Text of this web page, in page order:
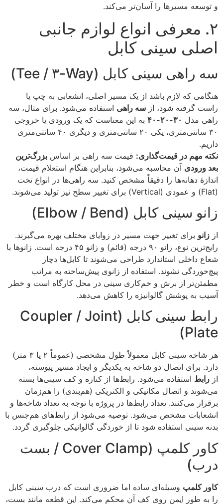
و توسعه مسیرها را آسان‌تر می‌کند.
۲. معرفی انواع لوازم جانبی
اصلی سینی کابل
سه راهی سینی کابل (Tee / ۳-Way)
هنگامی که لازم باشد از یک مسیر اصلی، انشعابی به چپ یا
راست گرفته شود، از سه راهی استفاده می‌شود. برای مثال، سه
راهی مدل ۳۰-۲۰-۴۰
به این معناست که یک ورودی یا خروجی
۳۰ سانتی‌متری، یکی ۲۰ سانتی‌متری و دیگری ۴۰ سانتی‌متری
داریم.
نکته مهم در قیمت‌گذاری: قیمت سه راهی بر اساس بزرگ‌ترین
بعد ورودی آن محاسبه می‌شود، بنابراین هنگام استعلام قیمت،
اندازهٔ دهانه‌ها را دقیقاً مشخص کنید. سه راهی‌ها در انواع تخت
(Flat) و عمودی (Vertical) برای تغییر سطح نیز تولید می‌شوند.
زانو سینی کابل (Elbow / Bend)
از زانو برای تغییر جهت مسیر در زوایای مختلف بهره می‌گیرند.
رایج‌ترین نوع، زانو ۹۰ درجه (قائم) و زانو ۴۵ درجه است. زانوها با
شعاع داخلی استاندارد طراحی می‌شوند تا کابل‌ها دچار
پیچ‌خوردگی نشوند. استفاده از زانوی پیش‌ساخته به مراتب
مطمئن‌تر از برش و خم‌کاری سینی در محل کارگاه است و خطر
آسیب به پوشش گالوانیزه را کاهش می‌دهد.
رابط سینی کابل (Coupler / Joint
Plate)
هر شاخه سینی کابل معمولاً طول مشخصی (عموماً ۲ یا ۳ متر)
دارد. برای اتصال دو شاخه به یکدیگر و ایجاد مسیر پیوسته،
از رابط استفاده می‌شود. رابط‌ها از کناره و کف سینی‌ها بسته
می‌شوند و اتصال مکانیکی و الکتریکی (هم‌بندی) را هم‌زمان
برقرار می‌کنند. تعداد رابط‌ها در پروژه با توجه به تعداد شاخه‌ها و
انشعابات مشخص می‌شود. توصیه می‌شود از رابط‌های هم‌جنس با
بدنه سینی استفاده شود تا از خوردگی گالوانیکی جلوگیری گردد.
کاور کلمپ (Cover Clamp / بست
درب)
کاور کلمپ وسیله‌ای ساده اما ضروری است که درب سینی کابل
را به طور ایمن روی کف آن محکم می‌کند. این قطعه مانند بست،